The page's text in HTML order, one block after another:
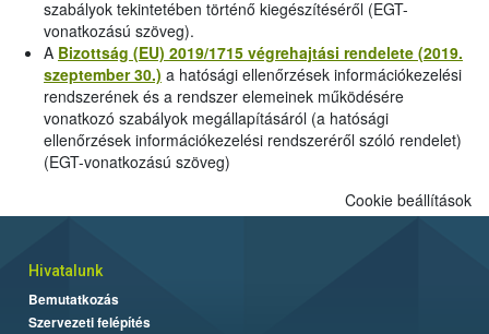
szabályok tekintetében történő kiegészítéséről (EGT-
vonatkozású szöveg).
A Bizottság (EU) 2019/1715 végrehajtási rendelete (2019.
szeptember 30.) a hatósági ellenőrzések információkezelési
rendszerének és a rendszer elemeinek működésére
vonatkozó szabályok megállapításáról (a hatósági
ellenőrzések információkezelési rendszeréről szóló rendelet)
(EGT-vonatkozású szöveg)
Cookie beállítások
Hivatalunk
Bemutatkozás
Szervezeti felépítés